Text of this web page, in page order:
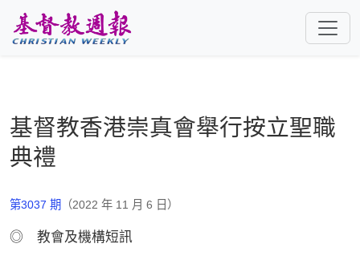
基督教香港崇真會舉行按立聖職
典禮
第3037 期 （2022 年 11 月 6 日）
◎ 教會及機構短訊